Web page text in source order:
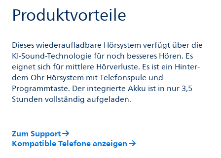
Produktvorteile
Dieses wiederaufladbare Hörsystem verfügt über die
KI-Sound-Technologie für noch besseres Hören. Es
eignet sich für mittlere Hörverluste. Es ist ein Hinter-
dem-Ohr Hörsystem mit Telefonspule und
Programmtaste. Der integrierte Akku ist in nur 3,5
Stunden vollständig aufgeladen.
Zum Support
Kompatible Telefone anzeigen